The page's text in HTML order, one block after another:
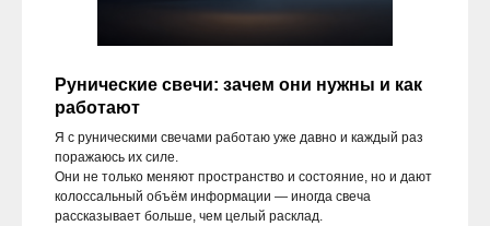
Рунические свечи: зачем они нужны и как
работают
Я с руническими свечами работаю уже давно и каждый раз
поражаюсь их силе.
Они не только меняют пространство и состояние, но и дают
колоссальный объём информации — иногда свеча
рассказывает больше, чем целый расклад.